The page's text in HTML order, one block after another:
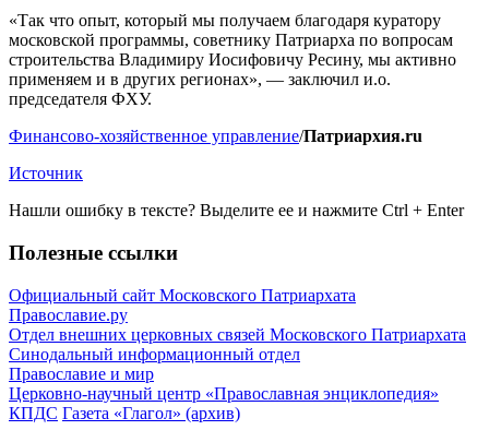
«Так что опыт, который мы получаем благодаря куратору
московской программы, советнику Патриарха по вопросам
строительства Владимиру Иосифовичу Ресину, мы активно
применяем и в других регионах», — заключил и.о.
председателя ФХУ.
Финансово-хозяйственное управление/Патриархия.ru
Источник
Нашли ошибку в тексте? Выделите ее и нажмите Ctrl + Enter
Полезные ссылки
Официальный сайт Московского Патриархата
Православие.ру
Отдел внешних церковных связей Московского Патриархата
Синодальный информационный отдел
Православие и мир
Церковно-научный центр «Православная энциклопедия»
КПДС Газета «Глагол» (архив)